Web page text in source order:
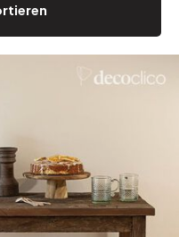
einfache
recyceltem